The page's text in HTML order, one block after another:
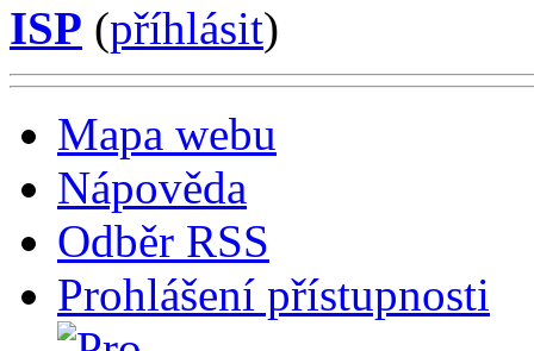
ISP (příhlásit)
Mapa webu
Nápověda
Odběr RSS
Prohlášení přístupnosti